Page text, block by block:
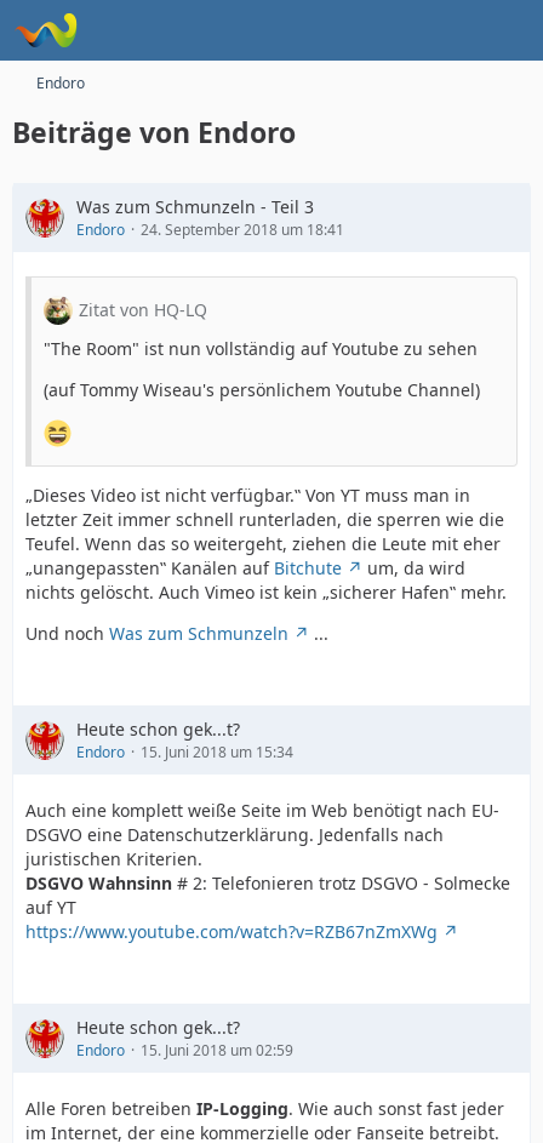
Endoro
Beiträge von Endoro
Was zum Schmunzeln - Teil 3
Endoro 24. September 2018 um 18:41
Zitat von HQ-LQ
"The Room" ist nun vollständig auf Youtube zu sehen
(auf Tommy Wiseau's persönlichem Youtube Channel)
„Dieses Video ist nicht verfügbar.‟ Von YT muss man in
letzter Zeit immer schnell runterladen, die sperren wie die
Teufel. Wenn das so weitergeht, ziehen die Leute mit eher
„unangepassten‟ Kanälen auf Bitchute
um, da wird
nichts gelöscht. Auch Vimeo ist kein „sicherer Hafen‟ mehr.
Und noch Was zum Schmunzeln ...
Heute schon gek...t?
Endoro 15. Juni 2018 um 15:34
Auch eine komplett weiße Seite im Web benötigt nach EU-
DSGVO eine Datenschutzerklärung. Jedenfalls nach
juristischen Kriterien.
DSGVO Wahnsinn # 2: Telefonieren trotz DSGVO - Solmecke
auf YT
https://www.youtube.com/watch?v=RZB67nZmXWg
Heute schon gek...t?
Endoro 15. Juni 2018 um 02:59
Alle Foren betreiben IP-Logging. Wie auch sonst fast jeder
im Internet, der eine kommerzielle oder Fanseite betreibt.